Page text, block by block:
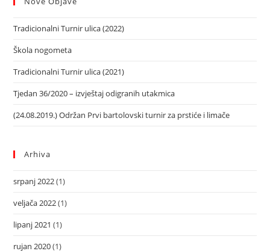
Tradicionalni Turnir ulica (2022)
Škola nogometa
Tradicionalni Turnir ulica (2021)
Tjedan 36/2020 – izvještaj odigranih utakmica
(24.08.2019.) Održan Prvi bartolovski turnir za prstiće i limače
Arhiva
srpanj 2022(1)
veljača 2022(1)
lipanj 2021 (1)
rujan 2020(1)